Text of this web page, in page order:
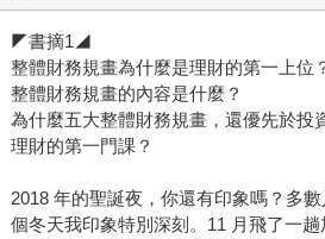
◤書摘1◢
整體財務規畫為什麼是理財的第一上位
整體財務規畫的內容是什麼？
為什麼五大整體財務規畫，還優先於投
理財的第一門課？
2018 年的聖誕夜，你還有印象嗎？多
個冬天我印象特別深刻。11 月飛了一